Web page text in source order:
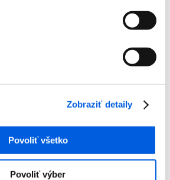
Zobraziť detaily
Povoliť všetko
Povoliť výber
Číslo výrobcu:4538/1248 Výrobca:Betty